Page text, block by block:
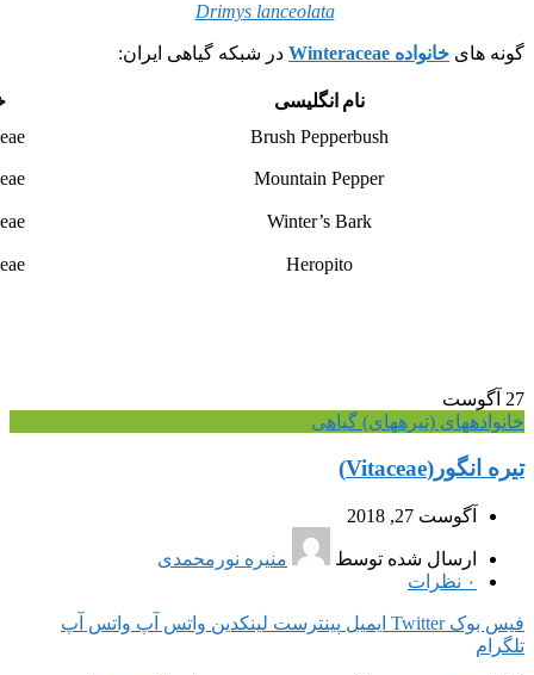
Drimys lanceolata
گونه های خانواده Winteraceae در شبکه گیاهی ایران:
نام انگلیسی
Brush Pepperbush
Mountain Pepper
Winter’s Bark
Heropito
27 آگوست
خانواده‎های (تیره‎های) گیاهی
تیره انگور(Vitaceae)
آگوست 27, 2018
ارسال شده توسط
منیره نورمحمدی
۰ نظرات
فیس بوک Twitter ایمیل پینترست لینکدین واتس آپ واتس آپ
تلگرام